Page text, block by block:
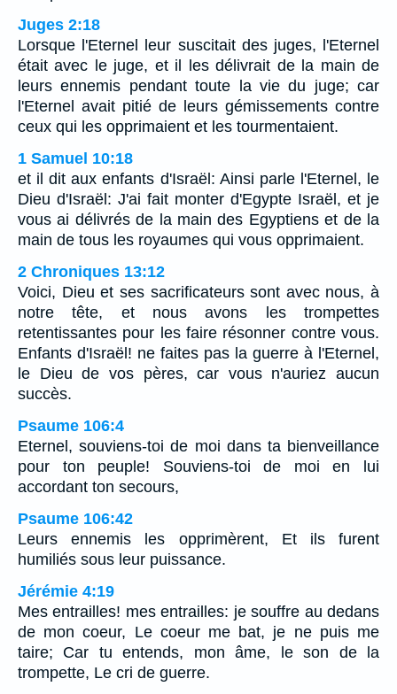
Juges 2:18
Lorsque l'Eternel leur suscitait des juges, l'Eternel
était avec le juge, et il les délivrait de la main de
leurs ennemis pendant toute la vie du juge; car
l'Eternel avait pitié de leurs gémissements contre
ceux qui les opprimaient et les tourmentaient.
1 Samuel 10:18
et il dit aux enfants d'Israël: Ainsi parle l'Eternel, le
Dieu d'Israël: J'ai fait monter d'Egypte Israël, et je
vous ai délivrés de la main des Egyptiens et de la
main de tous les royaumes qui vous opprimaient.
2 Chroniques 13:12
Voici, Dieu et ses sacrificateurs sont avec nous, à
notre tête, et nous avons les trompettes
retentissantes pour les faire résonner contre vous.
Enfants d'Israël! ne faites pas la guerre à l'Eternel,
le Dieu de vos pères, car vous n'auriez aucun
succès.
Psaume 106:4
Eternel, souviens-toi de moi dans ta bienveillance
pour ton peuple! Souviens-toi de moi en lui
accordant ton secours,
Psaume 106:42
Leurs ennemis les opprimèrent, Et ils furent
humiliés sous leur puissance.
Jérémie 4:19
Mes entrailles! mes entrailles: je souffre au dedans
de mon coeur, Le coeur me bat, je ne puis me
taire; Car tu entends, mon âme, le son de la
trompette, Le cri de guerre.